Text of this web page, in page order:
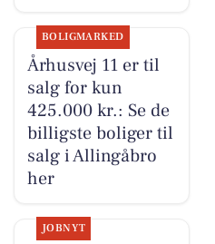
BOLIGMARKED
Århusvej 11 er til
salg for kun
425.000 kr.: Se de
billigste boliger til
salg i Allingåbro
her
JOBNYT